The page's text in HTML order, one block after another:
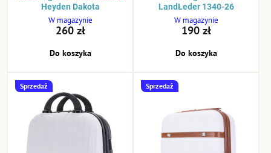
Heyden Dakota
W magazynie
260 zł
Do koszyka
LandLeder 1340-26
W magazynie
190 zł
Do koszyka
Sprzedaż Sprzedaż